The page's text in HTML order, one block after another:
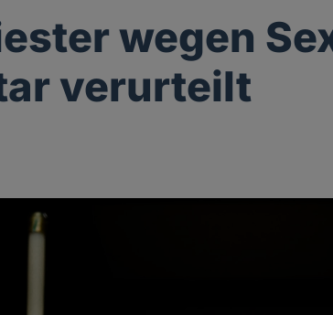
wegen
verurteilt